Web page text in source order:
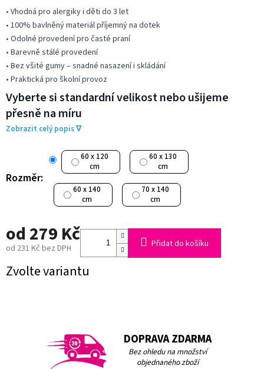
• Vhodná pro alergiky i děti do 3 let
• 100% bavlněný materiál příjemný na dotek
• Odolné provedení pro časté praní
• Barevně stálé provedení
• Bez všité gumy – snadné nasazení i skládání
• Praktická pro školní provoz
Vyberte si standardní velikost nebo ušijeme
přesně na míru
Zobrazit celý popis ∇
Rozměr:
60 x 120
cm
60 x 130
cm
60 x 140
cm
70 x 140
cm
od 279 Kč
od 231 Kč bez DPH
Měrná
cena:
Přidat do košíku
Zvolte variantu
DOPRAVA ZDARMA
Bez ohledu na množství
objednaného zboží